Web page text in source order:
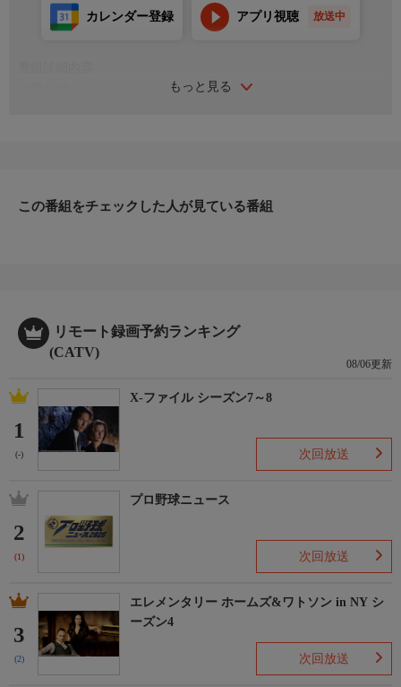
もっと見る
カレンダー登録 アプリ視聴 放送中
＊ライブ放送につき、番組および商品内容に変更が生じる場合も
この番組をチェックした人が見ている番組
リモート録画予約ランキング
(CATV)
08/06更新
1
(-)
X-ファイル シーズン7～8
次回放送
2
(1)
プロ野球ニュース
次回放送
3
(2)
エレメンタリー ホームズ&ワトソン in NY シ
ーズン4
次回放送